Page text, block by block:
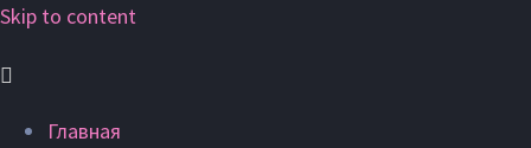
Skip to content
Главная